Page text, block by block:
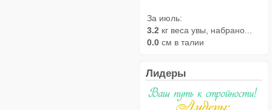
За июль:
3.2 кг веса увы, набрано...
0.0 см в талии
Лидеры